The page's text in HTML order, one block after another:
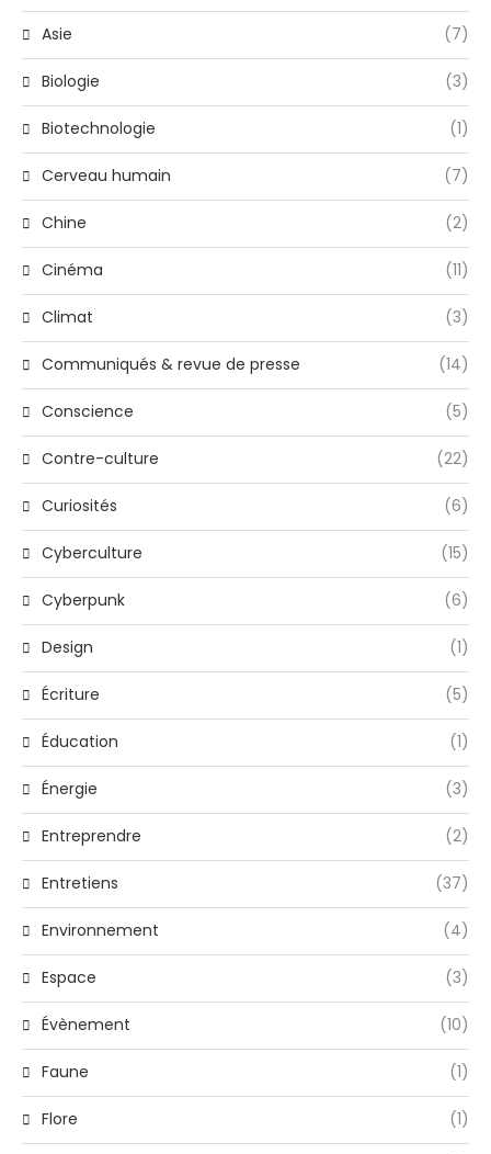
Asie (7)
Biologie (3)
Biotechnologie (1)
Cerveau humain (7)
Chine (2)
Cinéma (11)
Climat (3)
Communiqués & revue de presse (14)
Conscience (5)
Contre-culture (22)
Curiosités (6)
Cyberculture (15)
Cyberpunk (6)
Design (1)
Écriture (5)
Éducation (1)
Énergie (3)
Entreprendre (2)
Entretiens (37)
Environnement (4)
Espace (3)
Évènement (10)
Faune (1)
Flore (1)